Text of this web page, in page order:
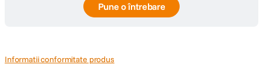
Pune o întrebare
Informatii conformitate produs